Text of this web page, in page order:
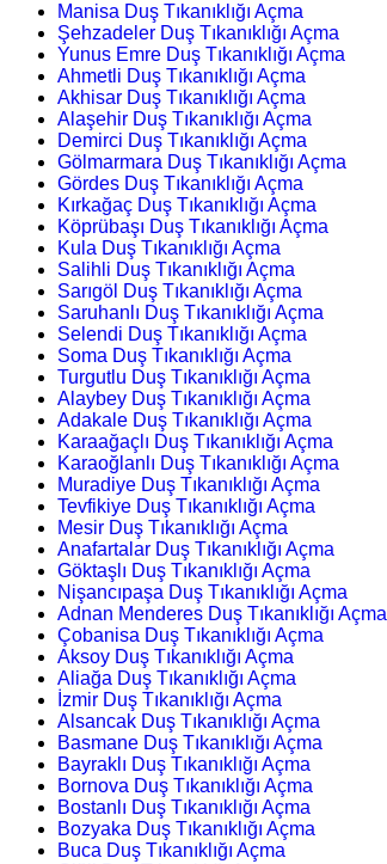
Manisa Duş Tıkanıklığı Açma
Şehzadeler Duş Tıkanıklığı Açma
Yunus Emre Duş Tıkanıklığı Açma
Ahmetli Duş Tıkanıklığı Açma
Akhisar Duş Tıkanıklığı Açma
Alaşehir Duş Tıkanıklığı Açma
Demirci Duş Tıkanıklığı Açma
Gölmarmara Duş Tıkanıklığı Açma
Gördes Duş Tıkanıklığı Açma
Kırkağaç Duş Tıkanıklığı Açma
Köprübaşı Duş Tıkanıklığı Açma
Kula Duş Tıkanıklığı Açma
Salihli Duş Tıkanıklığı Açma
Sarıgöl Duş Tıkanıklığı Açma
Saruhanlı Duş Tıkanıklığı Açma
Selendi Duş Tıkanıklığı Açma
Soma Duş Tıkanıklığı Açma
Turgutlu Duş Tıkanıklığı Açma
Alaybey Duş Tıkanıklığı Açma
Adakale Duş Tıkanıklığı Açma
Karaağaçlı Duş Tıkanıklığı Açma
Karaoğlanlı Duş Tıkanıklığı Açma
Muradiye Duş Tıkanıklığı Açma
Tevfikiye Duş Tıkanıklığı Açma
Mesir Duş Tıkanıklığı Açma
Anafartalar Duş Tıkanıklığı Açma
Göktaşlı Duş Tıkanıklığı Açma
Nişancıpaşa Duş Tıkanıklığı Açma
Adnan Menderes Duş Tıkanıklığı Açma
Çobanisa Duş Tıkanıklığı Açma
Aksoy Duş Tıkanıklığı Açma
Aliağa Duş Tıkanıklığı Açma
İzmir Duş Tıkanıklığı Açma
Alsancak Duş Tıkanıklığı Açma
Basmane Duş Tıkanıklığı Açma
Bayraklı Duş Tıkanıklığı Açma
Bornova Duş Tıkanıklığı Açma
Bostanlı Duş Tıkanıklığı Açma
Bozyaka Duş Tıkanıklığı Açma
Buca Duş Tıkanıklığı Açma